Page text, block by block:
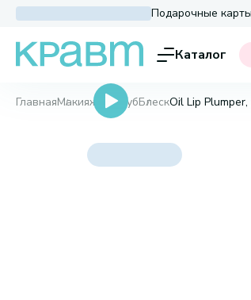
Подарочные карты
Каталог
ГлавнаяМакияж Для губБлескOil Lip